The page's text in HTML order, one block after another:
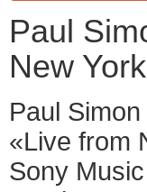
Paul
New
Paul
«Live from
Sony